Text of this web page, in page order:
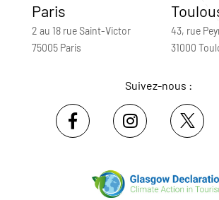
Paris
2 au 18 rue Saint-Victor
75005 Paris
43, rue
31000
Suivez-nous :